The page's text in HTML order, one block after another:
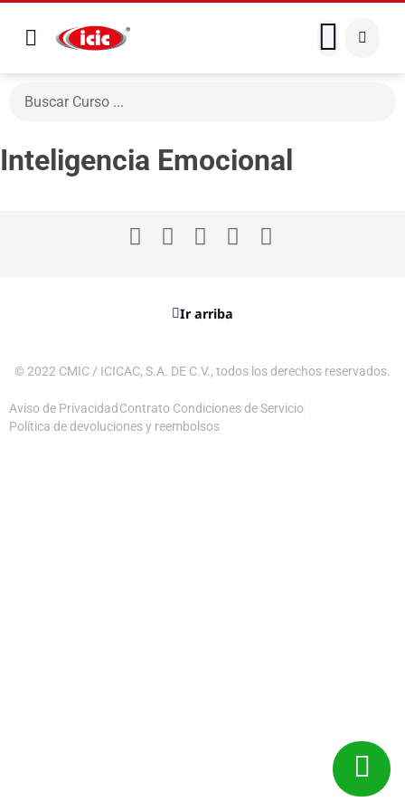
Inteligencia Emocional
Ir arriba
© 2022 CMIC / ICICAC, S.A. DE C.V., todos los derechos reservados.
Aviso de Privacidad Contrato Condiciones de Servicio
Política de devoluciones y reembolsos